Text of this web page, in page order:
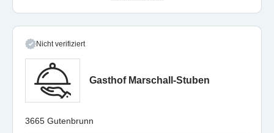
Nicht verifiziert
Gasthof Marschall-Stuben
3665 Gutenbrunn